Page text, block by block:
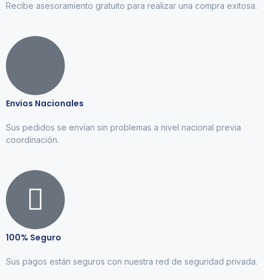
Recibe asesoramiento gratuito para realizar una compra exitosa.
Envios Nacionales
Sus pedidos se envían sin problemas a nivel nacional previa
coordinación.
100% Seguro
Sus pagos están seguros con nuestra red de seguridad privada.